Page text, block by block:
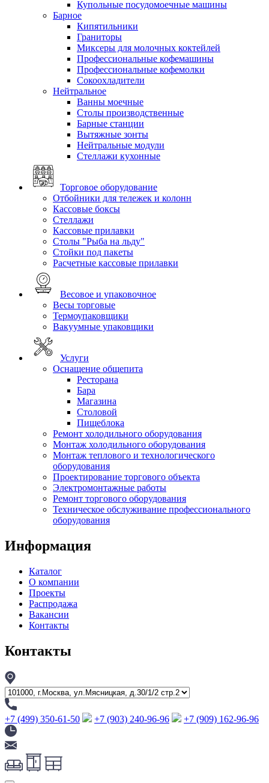
Купольные посудомоечные машины
Барное
Кипятильники
Граниторы
Миксеры для молочных коктейлей
Профессиональные кофемашины
Профессиональные кофемолки
Сокоохладители
Нейтральное
Ванны моечные
Столы производственные
Барные станции
Вытяжные зонты
Нейтральные модули
Стеллажи кухонные
Торговое оборудование
Отбойники для тележек и колонн
Кассовые боксы
Стеллажи
Кассовые прилавки
Столы "Рыба на льду"
Стойки под пакеты
Расчетные кассовые прилавки
Весовое и упаковочное
Весы торговые
Термоупаковщики
Вакуумные упаковщики
Услуги
Оснащение общепита
Ресторана
Бара
Магазина
Столовой
Пищеблока
Ремонт холодильного оборудования
Монтаж холодильного оборудования
Монтаж теплового и технологического
оборудования
Проектирование торгового объекта
Электромонтажные работы
Ремонт торгового оборудования
Техническое обслуживание профессионального
оборудования
Информация
Каталог
О компании
Проекты
Распродажа
Вакансии
Контакты
Контакты
+7 (499) 350-61-50 +7 (903) 240-96-96 +7 (909) 162-96-96